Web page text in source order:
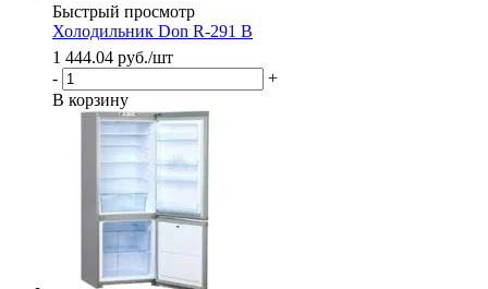
Быстрый просмотр
Холодильник Don R-291 B
1 444.04 руб./шт
-
+
В корзину